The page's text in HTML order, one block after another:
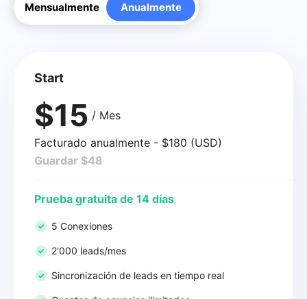
Mensualmente Anualmente
Start
$15 / Mes
Facturado anualmente - $180 (USD)
Guardar $48
Prueba gratuita de 14 días
5 Conexiones
2'000 leads/mes
Sincronización de leads en tiempo real